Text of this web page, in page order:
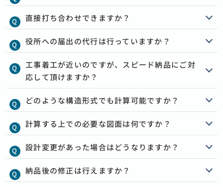
直接打ち合わせできますか？
役所への届出の代行は行っていますか？
工事着工が近いのですが、スピード納品にご対
応して頂けますか？
どのような構造形式でも計算可能ですか？
計算する上での必要な図面は何ですか？
設計変更があった場合はどうなりますか？
納品後の修正は行えますか？